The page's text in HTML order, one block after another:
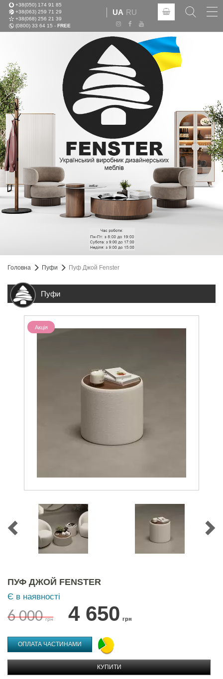
+38(050) 174 91 85
+38(063) 259 71 29
+38(068) 256 21 39
(0800) 33 64 15 - FREE
UA RU
Головна Пуфи Пуф Джой Fenster
Пуфи
Акція
ПУФ ДЖОЙ FENSTER
Є в наявності
6 000 грн 4 650 грн
ОПЛАТА ЧАСТИНАМИ
КУПИТИ